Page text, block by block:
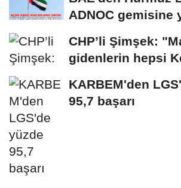
ADNOC gemisine
CHP’li Şimşek:
gidenlerin hepsi
KARBEM'den
95,7 başarı